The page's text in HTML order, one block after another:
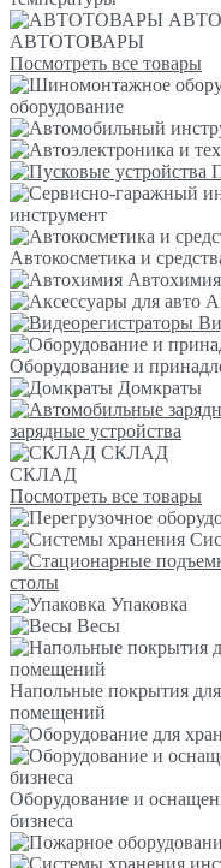
АВТОТОВАРЫ
Посмотреть все товары
оборудование
инструмент
Автокосметика и
Автохимия
Оборудование и
Домкраты
зарядные устройства
СКЛАД
СКЛАД
Посмотреть все товары
столы
Упаковка
Весы
Напольные покрытия
помещений
Оборудование и
бизнеса